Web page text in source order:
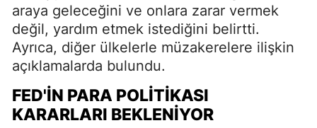
araya geleceğini ve onlara zarar vermek
değil, yardım etmek istediğini belirtti.
Ayrıca, diğer ülkelerle müzakerelere ilişkin
açıklamalarda bulundu.
FED'IN PARA POLITIKASI
KARARLARI BEKLENIYOR